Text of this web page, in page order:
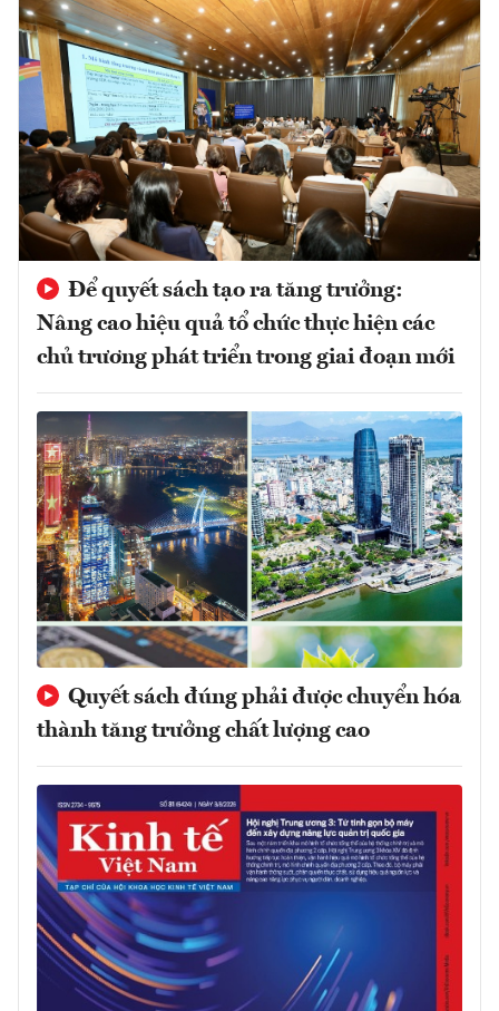
Để quyết sách tạo ra tăng trưởng:
Nâng cao hiệu quả tổ chức thực hiện các
chủ trương phát triển trong giai đoạn mới
Quyết sách đúng phải được chuyển hóa
thành tăng trưởng chất lượng cao